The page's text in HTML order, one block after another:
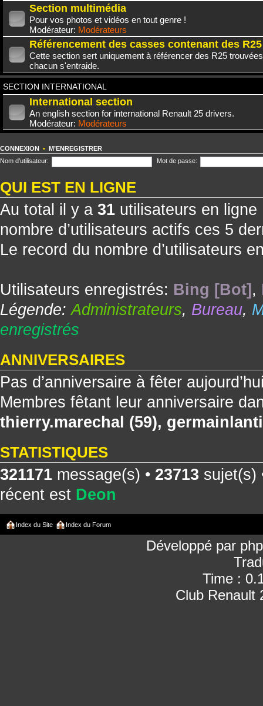
Section multimédia
Pour vos photos et vidéos en tout genre !
Modérateur: Modérateurs
Référencement des casses contenant des R25
Cette section sert uniquement à référencer des R25
chacun s'entraide.
SECTION INTERNATIONAL
International section
An english section for international Renault 25 drivers.
Modérateur: Modérateurs
CONNEXION • M’ENREGISTRER
Nom d’utilisateur:
Mot de passe:
QUI EST EN LIGNE
Au total il y a 31 utilisateurs en
nombre d’utilisateurs actifs ces 5
Le record du nombre d’utilisateurs
Utilisateurs enregistrés: Bing [Bot] ,
Légende:Administrateurs, Bureau,
enregistrés
ANNIVERSAIRES
Pas d’anniversaire à fêter
Membres fêtant leur anniversaire
thierry.marechal (59),
STATISTIQUES
321171 message(s) • 23713 sujet(s)
récent est Deon
Index du Site Index du Forum
Développé par
Time :
Club Renault